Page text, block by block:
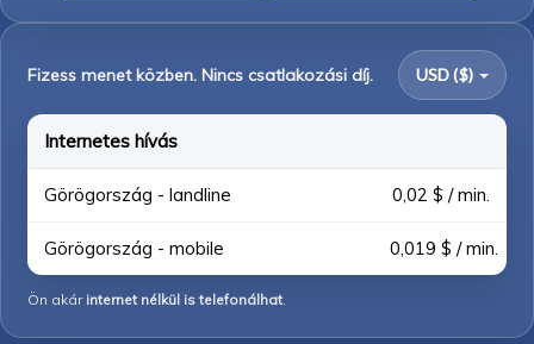
Fizess menet közben. Nincs csatlakozási díj. USD ($)
Internetes hívás
Görögország - landline 0,02 $ / min.
Görögország - mobile 0,019 $ / min.
Ön akár internet nélkül is telefonálhat.